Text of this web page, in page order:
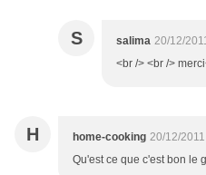
S salima 20/12/
<br /> <br />
H home-cooking 20/12/
Qu'est ce que c'est bon le